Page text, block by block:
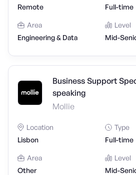
Remote
Full-time
Area
Engineering & Data
Level
Mid-
Business Support
speaking
Mollie
Location
Lisbon
Type
Full-time
Area
Other
Level
Mid-